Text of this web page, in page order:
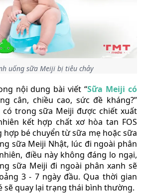
uống sữa Meiji bị tiêu chảy
nội dung bài viết “Sữa Meiji có
cân, chiều cao, sức đề kháng?”
có trong sữa Meiji được chiết xuất
kết hợp chất xơ hòa tan FOS
bé chuyển từ sữa mẹ hoặc sữa
sữa Meiji Nhật, lúc đi ngoài phân
điều này không đáng lo ngại,
sữa Meiji đi ngoài phân xanh sẽ
3 - 7 ngày đầu. Qua thời gian
sẽ quay lại trạng thái bình thường.